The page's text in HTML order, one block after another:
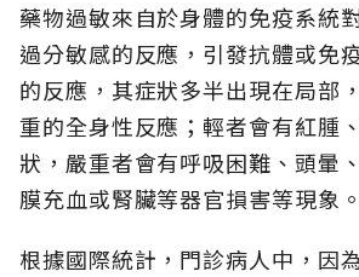
藥物過敏來自於身體的免疫系統
過分敏感的反應，引發抗體或免
的反應，其症狀多半出現在局部
重的全身性反應；輕者會有紅腫
狀，嚴重者會有呼吸困難、頭暈
膜充血或腎臟等器官損害等現象。
根據國際統計，門診病人中，因